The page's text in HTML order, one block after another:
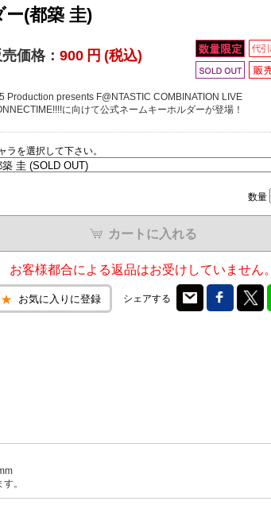
ー(都築 圭)
価格： 900 円 (税込)
Production presents F@NTASTIC COMBINATION LIVE
に向けて公式ネームキーホルダーが登場！
ラを選択して下さい。
数量
カートに入れる
お客様都合による返品はお受けしていません。
お気に入りに登録 シェアする
。